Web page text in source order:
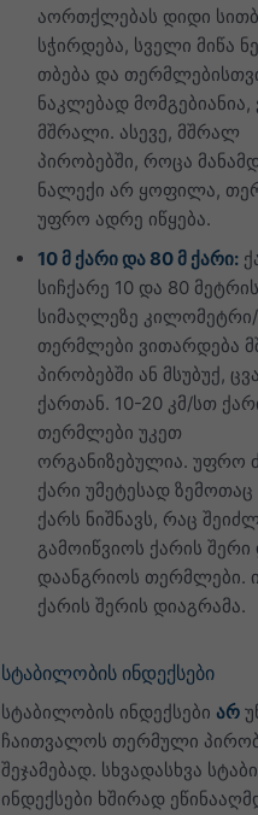
აორთქლებას დიდი
სჭირდება, სველი მიწა
თბება და
ნაკლებად
მშრალი. ასევე, მშრალ
პირობებში, როცა
ნალექი არ ყოფილა,
უფრო ადრე იწყება.
10 მ ქარი და 80 მ ქარი:
სიჩქარე 10 და 80 მეტრის
სიმაღლეზე კილომეტრი/
თერმლები ვითარდება
პირობებში ან მსუბუქ,
ქართან. 10-20 კმ/სთ
თერმლები უკეთ
ორგანიზებულია. უფრო
ქარი უმეტესად ზემოთაც
ქარს ნიშნავს, რაც
გამოიწვიოს ქარის შერი
დაანგრიოს თერმლები.
ქარის შერის დიაგრამა.
სტაბილობის ინდექსები
სტაბილობის ინდექსები არ
ჩაითვალოს თერმული
შეჯამებად. სხვადასხვა
ინდექსები ხშირად